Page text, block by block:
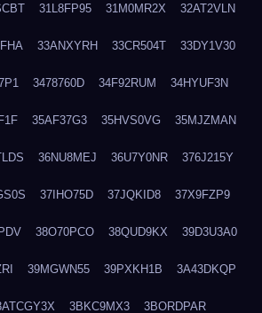
31L8FP95 31M0MR2X 32AT2VLN
33ANXYRH 33CR504T 33DY1V30
3478760D 34F92RUM 34HYUF3N
35AF37G3 35HVS0VG 35MJZMAN
36NU8MEJ 36U7Y0NR 376J215Y
37IHO75D 37JQKID8 37X9FZP9
38O70PCO 38QUD9KX 39D3U3A0
39MGWN55 39PXKH1B 3A43DKQP
3BKC9MX3 3BORDPAR